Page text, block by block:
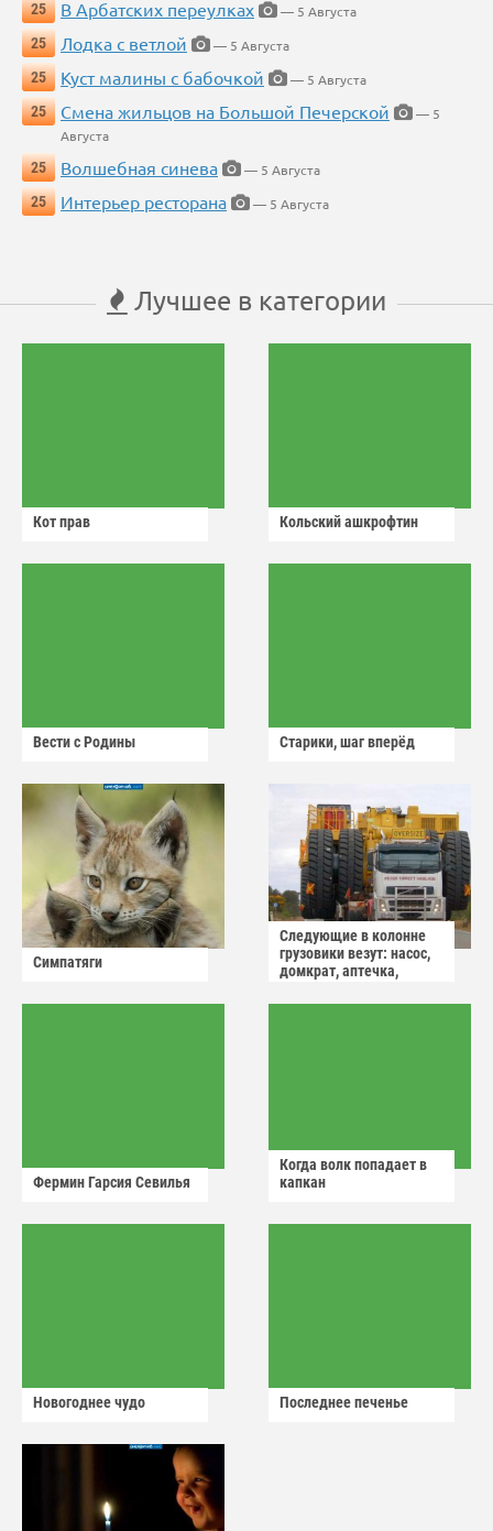
25
В Арбатских переулках
— 5 Августа
25
Лодка с ветлой
— 5 Августа
25
Куст малины с бабочкой
— 5 Августа
25
Смена жильцов на Большой Печерской
— 5
Августа
25
Волшебная синева
— 5 Августа
25
Интерьер ресторана — 5 Августа
Лучшее в категории
Кот прав Кольский ашкрофтин
Вести с Родины Старики, шаг вперёд
Симпатяги
Следующие в колонне
грузовики везут: насос,
домкрат, аптечка,
Фермин Гарсия Севилья
Когда волк попадает в
капкан
Новогоднее чудо Последнее печенье